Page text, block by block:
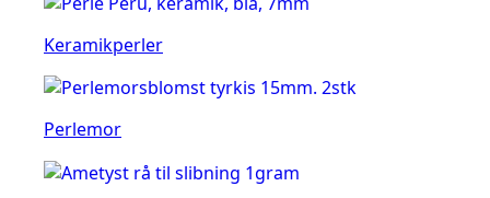
Keramikperler
Perlemor